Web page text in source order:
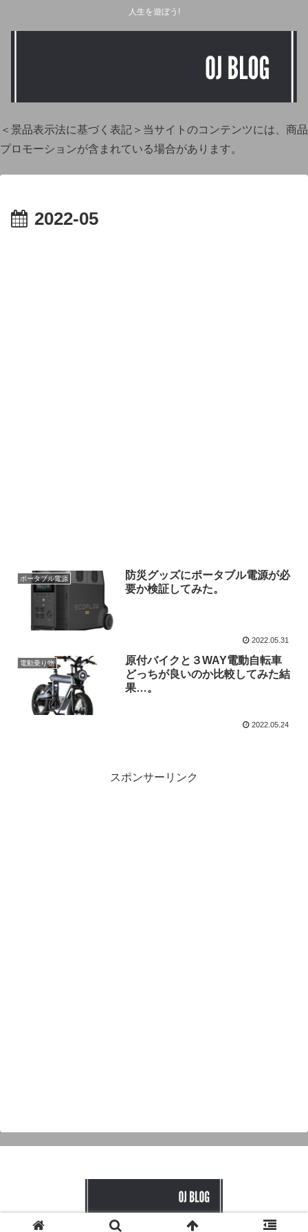
人生を遊ぼう!
＜景品表示法に基づく表記＞当サイトのコンテンツには、商品
プロモーションが含まれている場合があります。
2022-05
ポータブル電源
防災グッズにポータブル電源が必
要か検証してみた。
2022.05.31
電動乗り物
原付バイクと３WAY電動自転車
どっちが良いのか比較してみた結
果…。
2022.05.24
スポンサーリンク
© 2020 OJブログ.